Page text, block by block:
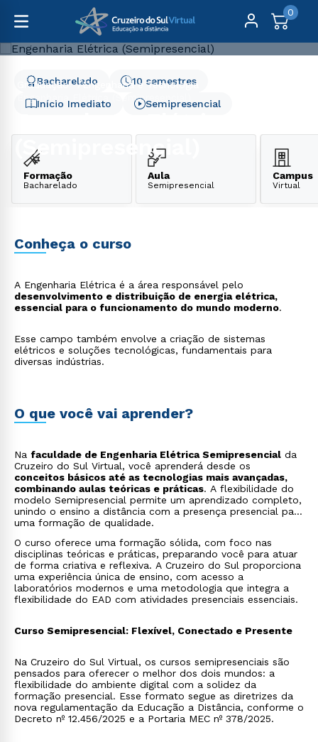
0
Graduação
Engenharia e Tecnologia
Engenharia Elétrica (Semipresencial)
(Semipresencial)
Início Imediato
10 semestres
Bacharelado
Semipresencial
Formação
Bacharelado
Aula
Semipresencial
Campus
Virtual
Conheça o curso
A Engenharia Elétrica é a área responsável pelo
desenvolvimento e distribuição de energia elétrica,
essencial para o funcionamento do mundo moderno.
Esse campo também envolve a criação de sistemas
elétricos e soluções tecnológicas, fundamentais para
diversas indústrias.
O que você vai aprender?
Na faculdade de Engenharia Elétrica Semipresencial da
Cruzeiro do Sul Virtual, você aprenderá desde os
conceitos básicos até as tecnologias mais avançadas,
combinando aulas teóricas e práticas. A flexibilidade do
modelo Semipresencial permite um aprendizado completo,
unindo o ensino a distância com a presença presencial para
uma formação de qualidade.
O curso oferece uma formação sólida, com foco nas
disciplinas teóricas e práticas, preparando você para atuar
de forma criativa e reflexiva. A Cruzeiro do Sul proporciona
uma experiência única de ensino, com acesso a
laboratórios modernos e uma metodologia que integra a
flexibilidade do EAD com atividades presenciais essenciais.
Curso Semipresencial: Flexível, Conectado e Presente
Na Cruzeiro do Sul Virtual, os cursos semipresenciais são
pensados para oferecer o melhor dos dois mundos: a
flexibilidade do ambiente digital com a solidez da
formação presencial. Esse formato segue as diretrizes da
nova regulamentação da Educação a Distância, conforme o
Decreto nº 12.456/2025 e a Portaria MEC nº 378/2025.